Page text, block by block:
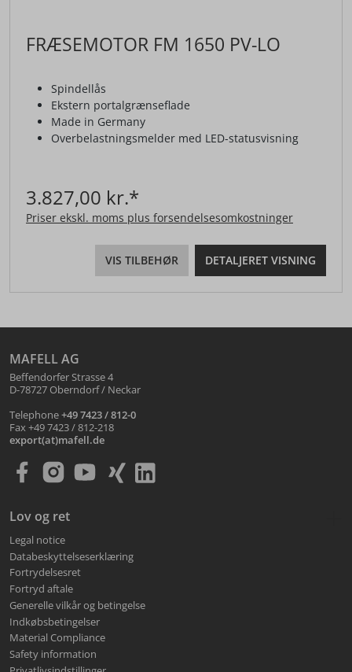
FRÆSEMOTOR FM 1650 PV-LO
Spindellås
Ekstern portalgrænseflade
Made in Germany
Overbelastningsmelder med LED-statusvisning
3.827,00 kr.*
Priser ekskl. moms plus forsendelsesomkostninger
VIS TILBEHØR DETALJERET VISNING
MAFELL AG
Beffendorfer Strasse 4
D-78727 Oberndorf / Neckar
Telephone+49 7423 / 812-0
Fax +49 7423 / 812-218
export(at)mafell.de
Lov og ret
Legal notice
Databeskyttelseserklæring
Fortrydelsesret
Fortryd aftale
Generelle vilkår og betingelse
Indkøbsbetingelser
Material Compliance
Safety information